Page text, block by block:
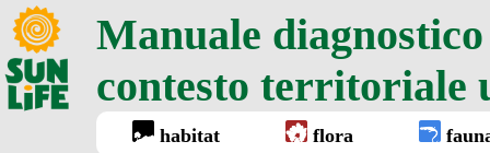
Manuale
contesto territoriale
habitat flora